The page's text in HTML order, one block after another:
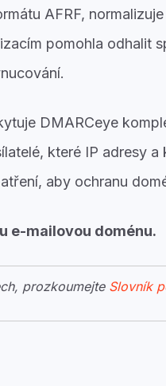
AFRF,
pomohla odhalit
DMARCeye
které IP adresy a
aby ochranu
e-mailovou doménu.
prozkoumejte Slovník